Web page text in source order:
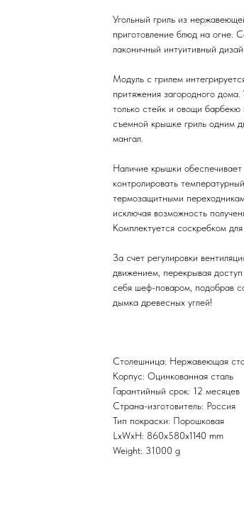
Угольный гриль из
приготовление блюд на огне.
лаконичный интуитивный
Модуль с грилем
притяжения загородного дома.
только стейк и овощи барбекю
съемной крышке гриль одним
мангал.
Наличие крышки
контролировать
термозащитными
исключая возможность
Комплектуется соскребком
За счет регулировки
движением, перекрывая
себя шеф-поваром, подобрав
дымка древесных углей!
Столешница: Нержавеющая
Корпус: Оцинкованная сталь
Гарантийный срок: 12 месяцев
Страна-изготовитель: Россия
Тип покраски: Порошковая
LxWxH: 860x580x1140 mm
Weight: 31000 g